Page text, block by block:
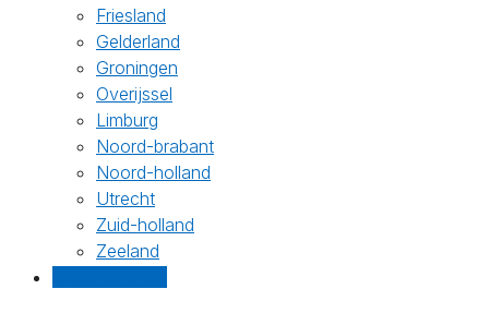
Friesland
Gelderland
Groningen
Overijssel
Limburg
Noord-brabant
Noord-holland
Utrecht
Zuid-holland
Zeeland